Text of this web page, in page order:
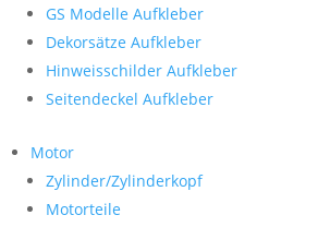
GS Modelle Aufkleber
Dekorsätze Aufkleber
Hinweisschilder Aufkleber
Seitendeckel Aufkleber
Motor
Zylinder/Zylinderkopf
Motorteile